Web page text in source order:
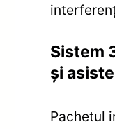
Sistem
și
Pachetul